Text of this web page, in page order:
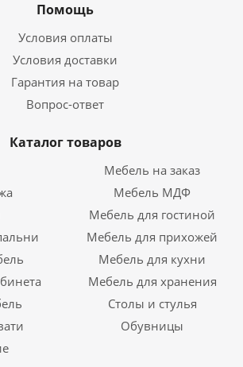
Помощь
Условия оплаты
Условия доставки
Гарантия на товар
Вопрос-ответ
Каталог товаров
Мебель на заказ
Мебель МДФ
Мебель для гостиной
Мебель для прихожей
Мебель для кухни
Мебель для хранения
Столы и стулья
Обувницы